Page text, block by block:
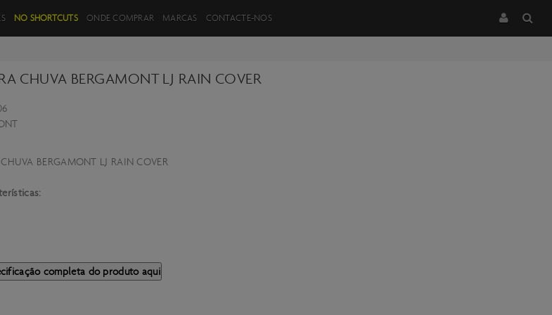
FILTROS DE PRODUTOS
NO SHORTCUTS ONDE COMPRAR MARCAS CONTACTE-NOS
CHUVA BERGAMONT LJ RAIN COVER
BERGAMONT LJ RAIN COVER
completa do produto aqui